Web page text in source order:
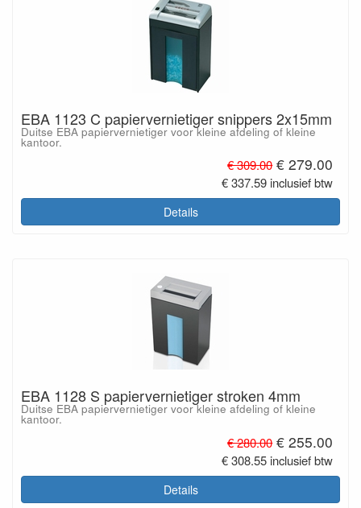
EBA 1123 C papiervernietiger snippers 2x15mm
Duitse EBA papiervernietiger voor kleine afdeling of kleine
kantoor.
€ 309.00 € 279.00
€ 337.59 inclusief btw
Details
EBA 1128 S papiervernietiger stroken 4mm
Duitse EBA papiervernietiger voor kleine afdeling of kleine
kantoor.
€ 280.00 € 255.00
€ 308.55 inclusief btw
Details